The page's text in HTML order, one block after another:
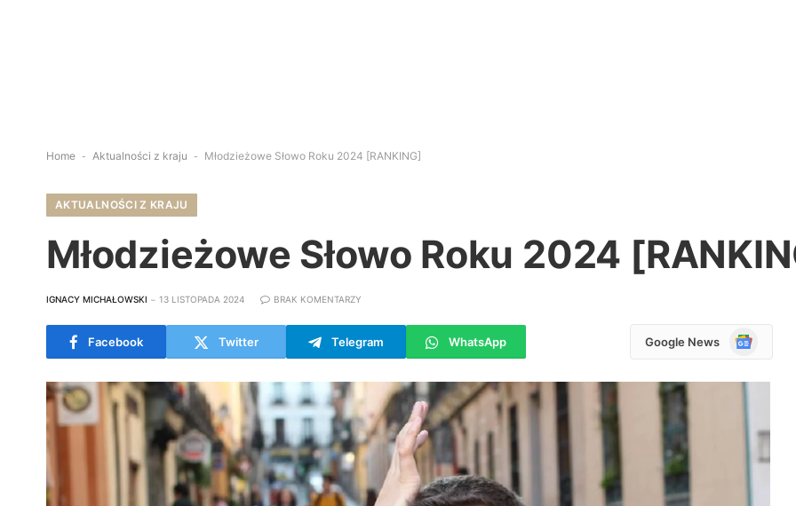
Home - Aktualności z kraju - Młodzieżowe Słowo Roku 2024 [RANKING]
AKTUALNOŚCI Z KRAJU
Młodzieżowe Słowo Roku 2024
IGNACY MICHAŁOWSKI 13 LISTOPADA 2024 BRAK KOMENTARZY
Facebook Twitter Telegram WhatsApp Google News
Google